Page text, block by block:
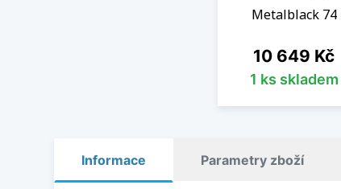
Metalblack 74
Cena
10 649 Kč
1 ks skladem
Informace Parametry zboží